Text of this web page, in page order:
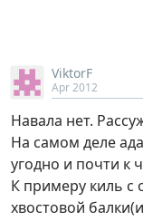
ViktorF
Apr 2012
Навала нет.
На самом деле
угодно и почти к
К примеру киль с
хвостовой